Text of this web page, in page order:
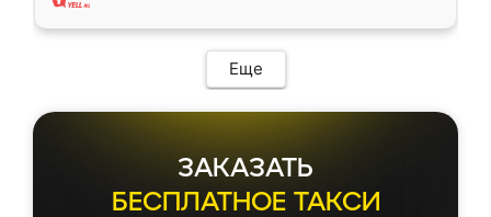
Еще
ЗАКАЗАТЬ
БЕСПЛАТНОЕ ТАКСИ